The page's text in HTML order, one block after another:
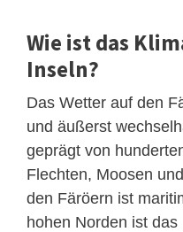
Wie ist das
Inseln?
Das Wetter auf den
und äußerst
geprägt von
Flechten, Moosen
den Färöern ist
hohen Norden ist